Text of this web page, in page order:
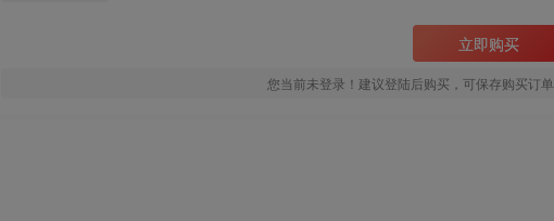
立即购买
您当前未登录！建议登陆后购买，可保存购买订单